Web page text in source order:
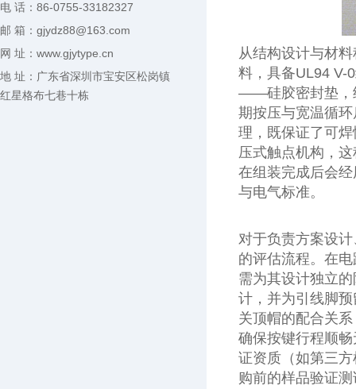
电 话：86-0755-33182327
邮 箱：gjydz88@163.com
网 址：www.gjytype.cn
地 址：广东省深圳市宝安区松岗镇
红星格布七巷十栋
从结构设计与材
料，具备UL94 V-
——硅胶密封垫，
期按压与宽温循
理，既保证了可
压式触点机构，
在组装完成后会
与电气标准。
对于负责方案设
的评估流程。在
需为其设计独立
计，并为引线脚
关顶帽的配合关
确保按键行程顺
证资质（如第三
购前的样品验证